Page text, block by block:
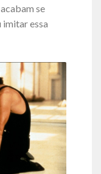
se
imitar essa